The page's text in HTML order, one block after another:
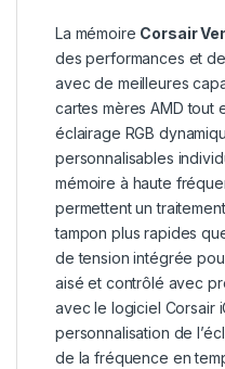
La mémoire Corsair
des performances et
avec de meilleures
cartes mères AMD tout
éclairage RGB
personnalisables
mémoire à haute
permettent un
tampon plus rapides
de tension intégrée
aisé et contrôlé avec
avec le logiciel Corsair
personnalisation de
de la fréquence en